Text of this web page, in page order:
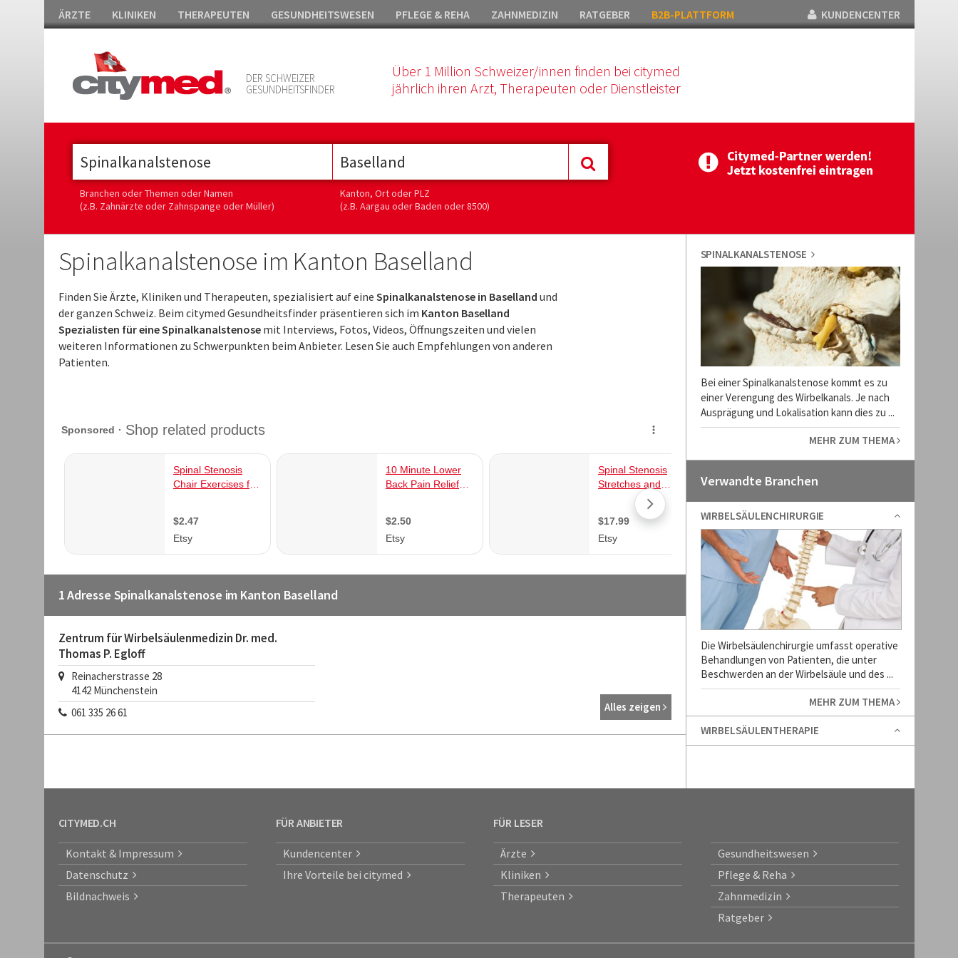
ÄRZTE KLINIKEN THERAPEUTEN GESUNDHEITSWESEN PFLEGE & REHA ZAHNMEDIZIN RATGEBER B2B-PLATTFORM KUNDENCENTER
DER SCHWEIZER
GESUNDHEITSFINDER
Über 1 Million Schweizer/innen finden bei citymed
jährlich ihren Arzt, Therapeuten oder Dienstleister
Branchen oder Themen oder Namen
(z.B. Zahnärzte oder Zahnspange oder Müller)
Kanton, Ort oder PLZ
(z.B. Aargau oder Baden oder 8500)
Spinalkanalstenose im Kanton Baselland
Finden Sie Ärzte, Kliniken und Therapeuten, spezialisiert auf eine Spinalkanalstenose in Baselland und
der ganzen Schweiz. Beim citymed Gesundheitsfinder präsentieren sich im Kanton Baselland
Spezialisten für eine Spinalkanalstenose mit Interviews, Fotos, Videos, Öffnungszeiten und vielen
weiteren Informationen zu Schwerpunkten beim Anbieter. Lesen Sie auch Empfehlungen von anderen
Patienten.
1 Adresse Spinalkanalstenose im Kanton Baselland
Zentrum für Wirbelsäulenmedizin Dr. med.
Thomas P. Egloff
Reinacherstrasse 28
4142 Münchenstein
061 335 26 61
Alles zeigen
SPINALKANALSTENOSE
Bei einer Spinalkanalstenose kommt es zu
einer Verengung des Wirbelkanals. Je nach
Ausprägung und Lokalisation kann dies zu ...
MEHR ZUM THEMA
Verwandte Branchen
WIRBELSÄULENCHIRURGIE
Die Wirbelsäulenchirurgie umfasst operative
Behandlungen von Patienten, die unter
Beschwerden an der Wirbelsäule und des ...
MEHR ZUM THEMA
WIRBELSÄULENTHERAPIE
CITYMED.CH
Kontakt & Impressum
Datenschutz
Bildnachweis
FÜR ANBIETER
Kundencenter
Ihre Vorteile bei citymed
FÜR LESER
Ärzte
Kliniken
Therapeuten
Gesundheitswesen
Pflege & Reha
Zahnmedizin
Ratgeber